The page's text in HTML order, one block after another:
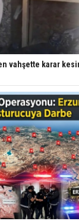
vahşette karar